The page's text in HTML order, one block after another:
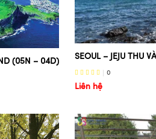
(05N – 04D)
SEOUL – JEJU THU
0
Liên hệ